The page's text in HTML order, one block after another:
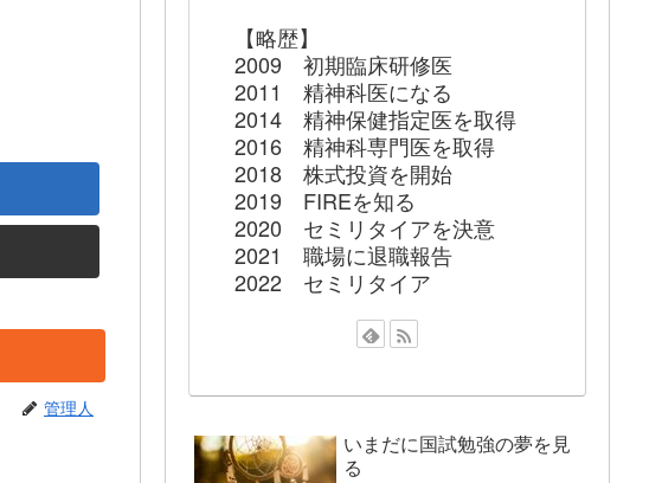
管理人
【略歴】
2009 初期臨床研修医
2011 精神科医になる
2014 精神保健指定医を取得
2016 精神科専門医を取得
2018 株式投資を開始
2019 FIREを知る
2020 セミリタイアを決意
2021 職場に退職報告
2022 セミリタイア
いまだに国試勉強の夢を見
る